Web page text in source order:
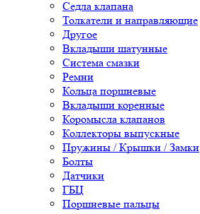
Седла клапана
Толкатели и направляющие
Другое
Вкладыши шатунные
Система смазки
Ремни
Кольца поршневые
Вкладыши коренные
Коромысла клапанов
Коллекторы выпускные
Пружины / Крышки / Замки
Болты
Датчики
ГБЦ
Поршневые пальцы